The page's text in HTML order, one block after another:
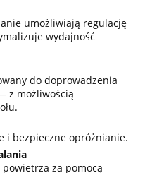
umożliwiają regulację
wydajność
do doprowadzenia
z możliwością
i bezpieczne opróżnianie.
za pomocą